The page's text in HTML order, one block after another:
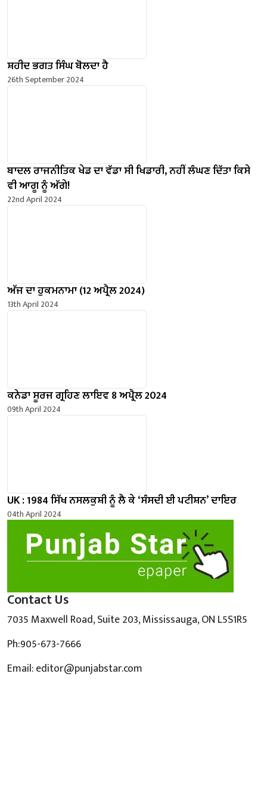
ਸ਼ਹੀਦ ਭਗਤ ਸਿੰਘ ਬੋਲਦਾ ਹੈ
26th September 2024
ਬਾਦਲ ਰਾਜਨੀਤਿਕ ਖੇਡ ਦਾ ਵੱਡਾ ਸੀ ਖਿਡਾਰੀ, ਨਹੀਂ ਲੰਘਣ ਦਿੱਤਾ ਕਿਸੇ
ਵੀ ਆਗੂ ਨੂੰ ਅੱਗੇ!
22nd April 2024
ਅੱਜ ਦਾ ਹੁਕਮਨਾਮਾ (12 ਅਪ੍ਰੈਲ 2024)
13th April 2024
ਕਨੇਡਾ ਸੂਰਜ ਗ੍ਰਹਿਣ ਲਾਇਵ 8 ਅਪ੍ਰੈਲ 2024
09th April 2024
UK : 1984 ਸਿੱਖ ਨਸਲਕੁਸ਼ੀ ਨੂੰ ਲੈ ਕੇ ‘ਸੰਸਦੀ ਈ ਪਟੀਸ਼ਨ’ ਦਾਇਰ
04th April 2024
Contact Us
7035 Maxwell Road, Suite 203, Mississauga, ON L5S1R5
Ph:905-673-7666
Email: editor@punjabstar.com